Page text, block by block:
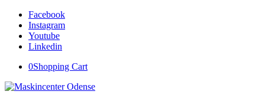
Facebook
Instagram
Youtube
Linkedin
0Shopping Cart